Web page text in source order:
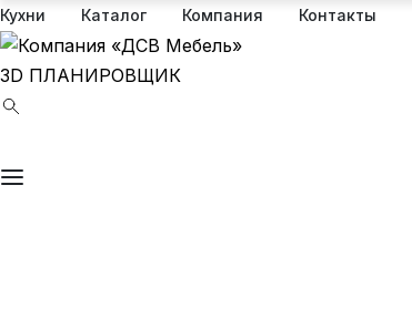
Кухни Каталог Компания Контакты
3D ПЛАНИРОВЩИК